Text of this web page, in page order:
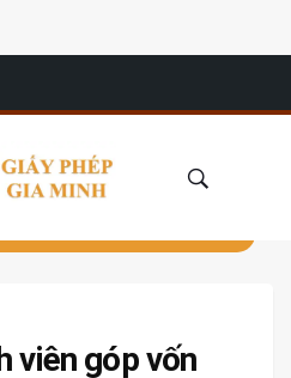
viên góp vốn